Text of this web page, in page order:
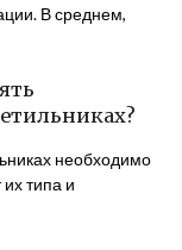
В среднем,
необходимо
типа и